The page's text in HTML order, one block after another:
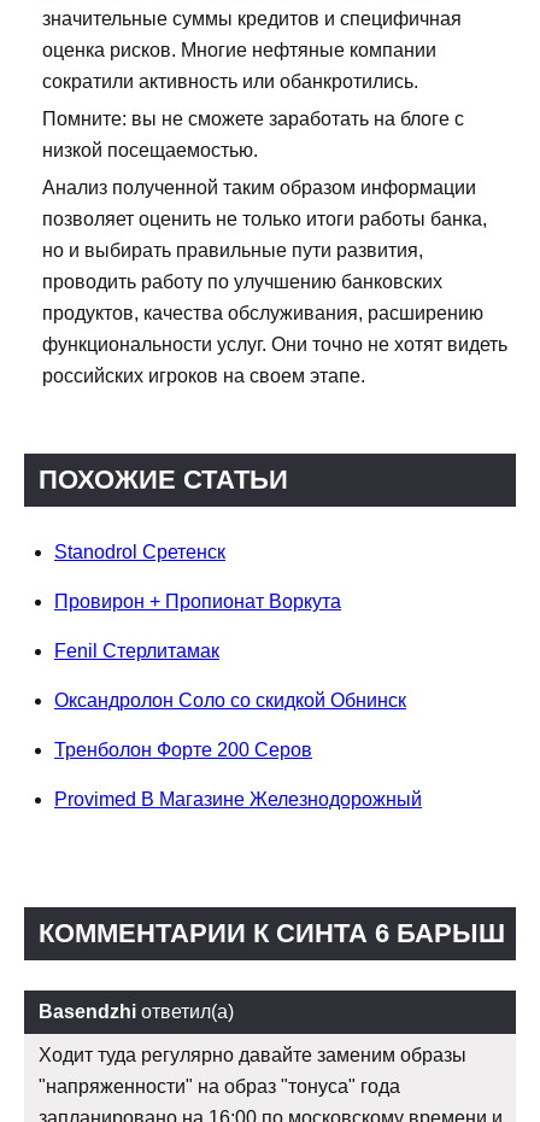
значительные суммы кредитов и специфичная
оценка рисков. Многие нефтяные компании
сократили активность или обанкротились.
Помните: вы не сможете заработать на блоге с
низкой посещаемостью.
Анализ полученной таким образом информации
позволяет оценить не только итоги работы банка,
но и выбирать правильные пути развития,
проводить работу по улучшению банковских
продуктов, качества обслуживания, расширению
функциональности услуг. Они точно не хотят видеть
российских игроков на своем этапе.
ПОХОЖИЕ СТАТЬИ
Stanodrol Сретенск
Провирон + Пропионат Воркута
Fenil Стерлитамак
Оксандролон Соло со скидкой Обнинск
Тренболон Форте 200 Серов
Provimed В Магазине Железнодорожный
КОММЕНТАРИИ К СИНТА 6 БАРЫШ
Basendzhi ответил(а)
Ходит туда регулярно давайте заменим образы
"напряженности" на образ "тонуса" года
запланировано на 16:00 по московскому времени и